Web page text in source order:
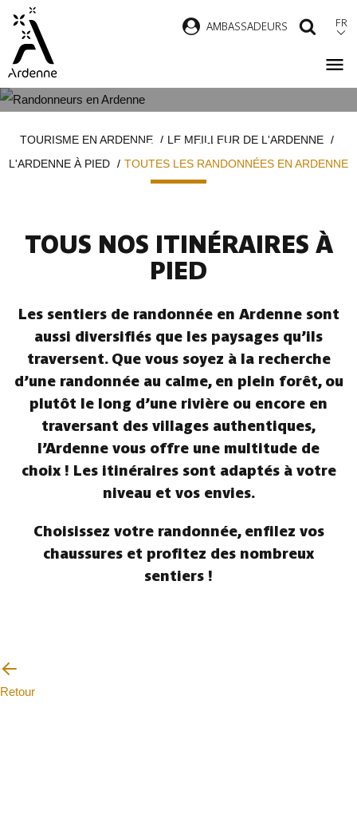
contenu
principal
AMBASSADEURS FR
ARDENNE
d'ArianeTOURISME EN ARDENNE
LE MEILLEUR DE L'ARDENNE
L'ARDENNE À PIED
TOUTES LES RANDONNÉES EN ARDENNE
TOUS NOS ITINÉRAIRES À
PIED
Les sentiers de randonnée en Ardenne sont
aussi diversifiés que les paysages qu’ils
traversent. Que vous soyez à la recherche
d’une randonnée au calme, en plein forêt, ou
plutôt le long d’une rivière ou encore en
traversant des villages authentiques,
l’Ardenne vous offre une multitude de
choix ! Les itinéraires sont adaptés à votre
niveau et vos envies.
Choisissez votre randonnée, enfilez vos
chaussures et profitez des nombreux
sentiers !
Retour